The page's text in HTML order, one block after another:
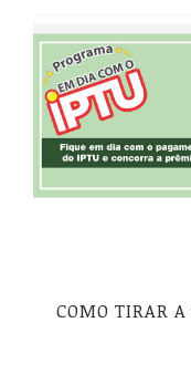
COMO TIRAR